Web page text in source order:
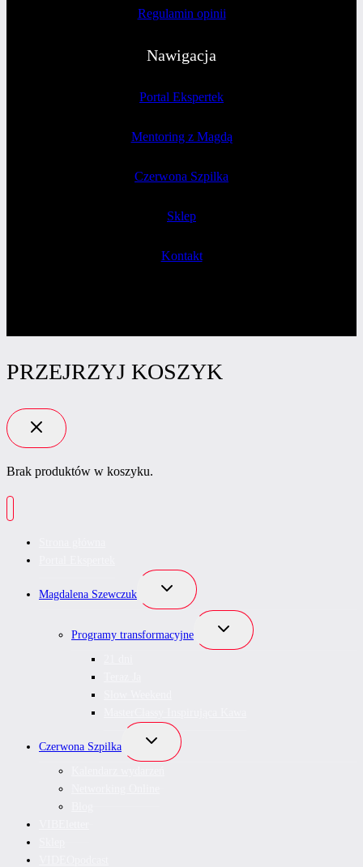
Regulamin opinii
Nawigacja
Portal Ekspertek
Mentoring z Magdą
Czerwona Szpilka
Sklep
Kontakt
PRZEJRZYJ KOSZYK
Brak produktów w koszyku.
Magdalena Szewczuk
Przełącz
podrzędne
Programy transformacyjne
Przełącz
podrzędne
Czerwona Szpilka
Przełącz
podrzędne